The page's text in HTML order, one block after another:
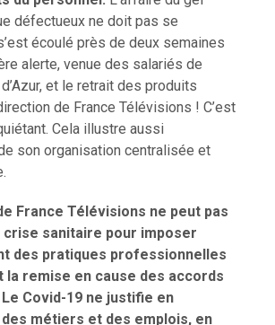
défectueux ne doit pas se
écoulé près de deux semaines
alerte, venue des salariés de
et le retrait des produits
de France Télévisions ! C’est
Cela illustre aussi
son organisation centralisée et
France Télévisions ne peut pas
sanitaire pour imposer
des pratiques professionnelles
la remise en cause des accords
Covid-19 ne justifie en
métiers et des emplois, en